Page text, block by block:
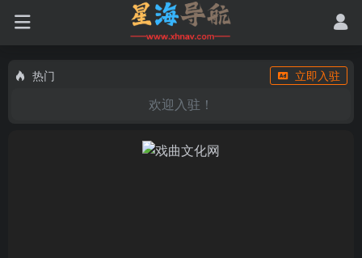
热门 立即入驻
欢迎入驻！